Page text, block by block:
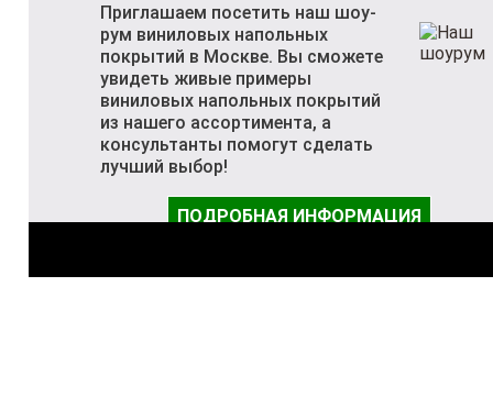
Приглашаем посетить наш шоу-
рум виниловых напольных
покрытий в Москве. Вы сможете
увидеть живые примеры
виниловых напольных покрытий
из нашего ассортимента, а
консультанты помогут сделать
лучший выбор!
ПОДРОБНАЯ ИНФОРМАЦИЯ